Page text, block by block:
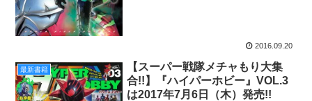
2016.09.20
最新書籍
【スーパー戦隊メチャもり大集
合!!】『ハイパーホビー』VOL.3
は2017年7月6日（木）発売!!